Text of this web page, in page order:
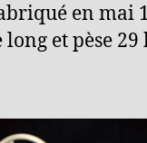
en mai
et pèse 29